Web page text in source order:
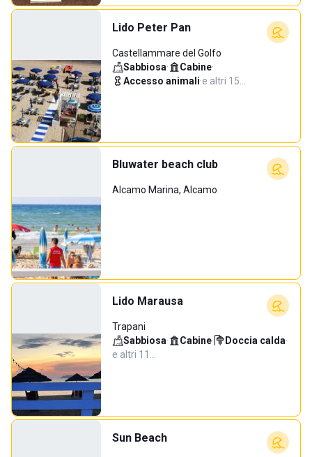
Lido Peter Pan
Castellammare del Golfo
Sabbiosa· Cabine·
Accesso animali·e altri 15…
Bluwater beach club
Alcamo Marina, Alcamo
Lido Marausa
Trapani
Sabbiosa· Cabine· Doccia calda·
e altri 11…
Sun Beach